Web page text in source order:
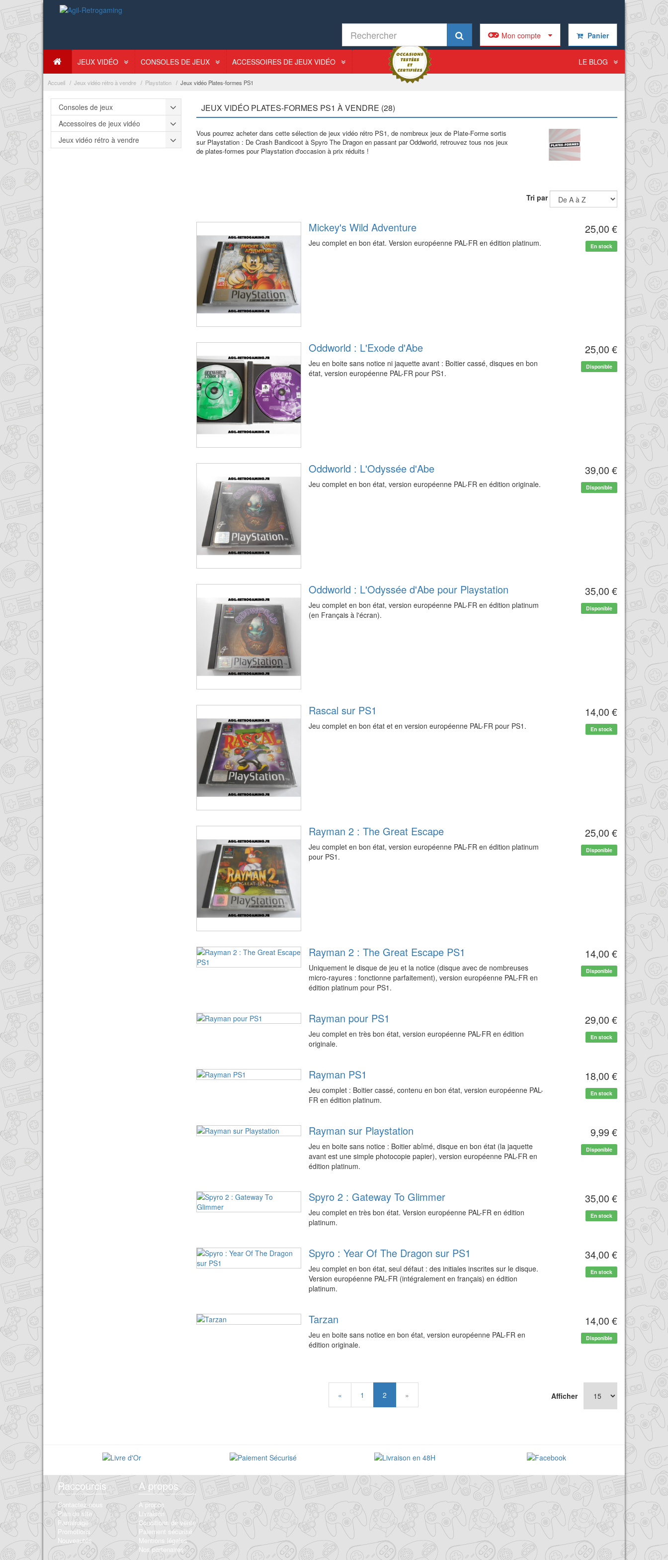
Panier
Mon compte
JEUX VIDÉO CONSOLES DE JEUX ACCESSOIRES DE JEUX VIDÉO LE BLOG
Accueil Jeux vidéo rétro à vendre Playstation Jeux vidéo Plates-formes PS1
Consoles de jeux
Accessoires de jeux vidéo
Jeux vidéo rétro à vendre
JEUX VIDÉO PLATES-FORMES PS1 À VENDRE (28)
Vous pourrez acheter dans cette sélection de jeux vidéo rétro PS1, de nombreux jeux de Plate-Forme sortis
sur Playstation : De Crash Bandicoot à Spyro The Dragon en passant par Oddworld, retrouvez tous nos jeux
de plates-formes pour Playstation d'occasion à prix réduits !
Tri par
Mickey's Wild Adventure
Jeu complet en bon état. Version européenne PAL-FR en édition platinum.
25,00 €
En stock
Oddworld : L'Exode d'Abe
Jeu en boite sans notice ni jaquette avant : Boitier cassé, disques en bon
état, version européenne PAL-FR pour PS1.
25,00 €
Disponible
Oddworld : L'Odyssée d'Abe
Jeu complet en bon état, version européenne PAL-FR en édition originale.
39,00 €
Disponible
Oddworld : L'Odyssée d'Abe pour Playstation
Jeu complet en bon état, version européenne PAL-FR en édition platinum
(en Français à l'écran).
35,00 €
Disponible
Rascal sur PS1
Jeu complet en bon état et en version européenne PAL-FR pour PS1.
14,00 €
En stock
Rayman 2 : The Great Escape
Jeu complet en bon état, version européenne PAL-FR en édition platinum
pour PS1.
25,00 €
Disponible
Rayman 2 : The Great Escape PS1
Uniquement le disque de jeu et la notice (disque avec de nombreuses
micro-rayures : fonctionne parfaitement), version européenne PAL-FR en
édition platinum pour PS1.
14,00 €
Disponible
Rayman pour PS1
Jeu complet en très bon état, version européenne PAL-FR en édition
originale.
29,00 €
En stock
Rayman PS1
Jeu complet : Boitier cassé, contenu en bon état, version européenne PAL-
FR en édition platinum.
18,00 €
En stock
Rayman sur Playstation
Jeu en boite sans notice : Boitier abîmé, disque en bon état (la jaquette
avant est une simple photocopie papier), version européenne PAL-FR en
édition platinum.
9,99 €
Disponible
Spyro 2 : Gateway To Glimmer
Jeu complet en très bon état. Version européenne PAL-FR en édition
platinum.
35,00 €
En stock
Spyro : Year Of The Dragon sur PS1
Jeu complet en bon état, seul défaut : des initiales inscrites sur le disque.
Version européenne PAL-FR (intégralement en français) en édition
platinum.
34,00 €
En stock
Tarzan
Jeu en boite sans notice en bon état, version européenne PAL-FR en
édition originale.
14,00 €
Disponible
« 1 2 » Afficher
Raccourcis
Contactez-nous
Plan du site
Parrainage
Promotions
Nouveautés
A propos
A propos
Livraison
Conditions de vente
Paiement sécurisé
Mentions légales
Nos partenaires